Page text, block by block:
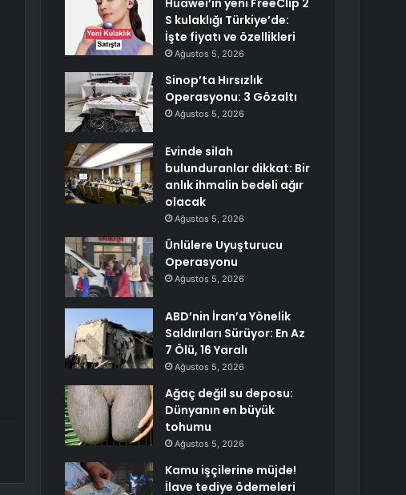
Huawei’in yeni FreeClip 2
S kulaklığı Türkiye’de:
İşte fiyatı ve özellikleri
Ağustos 5, 2026
Sinop’ta Hırsızlık
Operasyonu: 3 Gözaltı
Ağustos 5, 2026
Evinde silah
bulunduranlar dikkat: Bir
anlık ihmalin bedeli ağır
olacak
Ağustos 5, 2026
Ünlülere Uyuşturucu
Operasyonu
Ağustos 5, 2026
ABD’nin İran’a Yönelik
Saldırıları Sürüyor: En Az
7 Ölü, 16 Yaralı
Ağustos 5, 2026
Ağaç değil su deposu:
Dünyanın en büyük
tohumu
Ağustos 5, 2026
Kamu işçilerine müjde!
İlave tediye ödemeleri